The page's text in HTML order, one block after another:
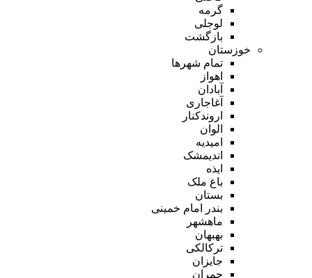
گرمه
لوجلی
بازگشت
خوزستان
تمام شهر‌ها
اهواز
آبادان
آغاجاری
اروندکنار
الوان
امیدیه
اندیمشک
ایذه
باغ ملک
بستان
بندر امام خمینی
ماهشهر
بهبهان
ترکالکی
جایزان
چمران